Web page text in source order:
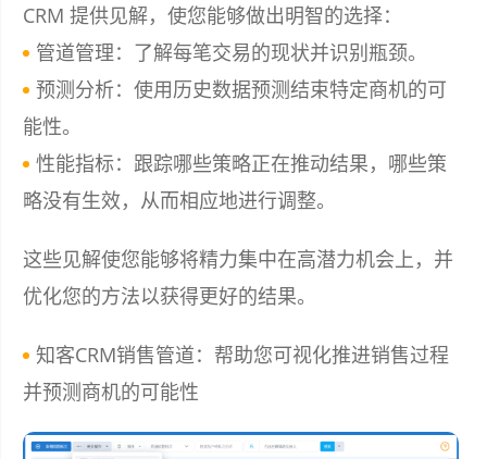
CRM 提供见解，使您能够做出明智的选择：
管道管理：了解每笔交易的现状并识别瓶颈。
预测分析：使用历史数据预测结束特定商机的可
能性。
性能指标：跟踪哪些策略正在推动结果，哪些策
略没有生效，从而相应地进行调整。
这些见解使您能够将精力集中在高潜力机会上，并
优化您的方法以获得更好的结果。
知客CRM销售管道：帮助您可视化推进销售过程
并预测商机的可能性